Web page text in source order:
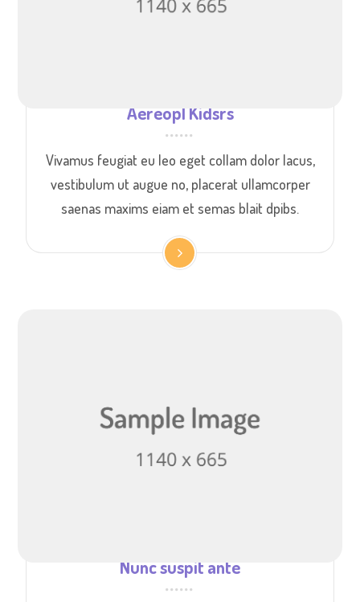
Aereopl Kidsrs
Vivamus feugiat eu leo eget collam dolor lacus,
vestibulum ut augue no, placerat ullamcorper
saenas maxims eiam et semas blait dpibs.
Nunc suspit ante